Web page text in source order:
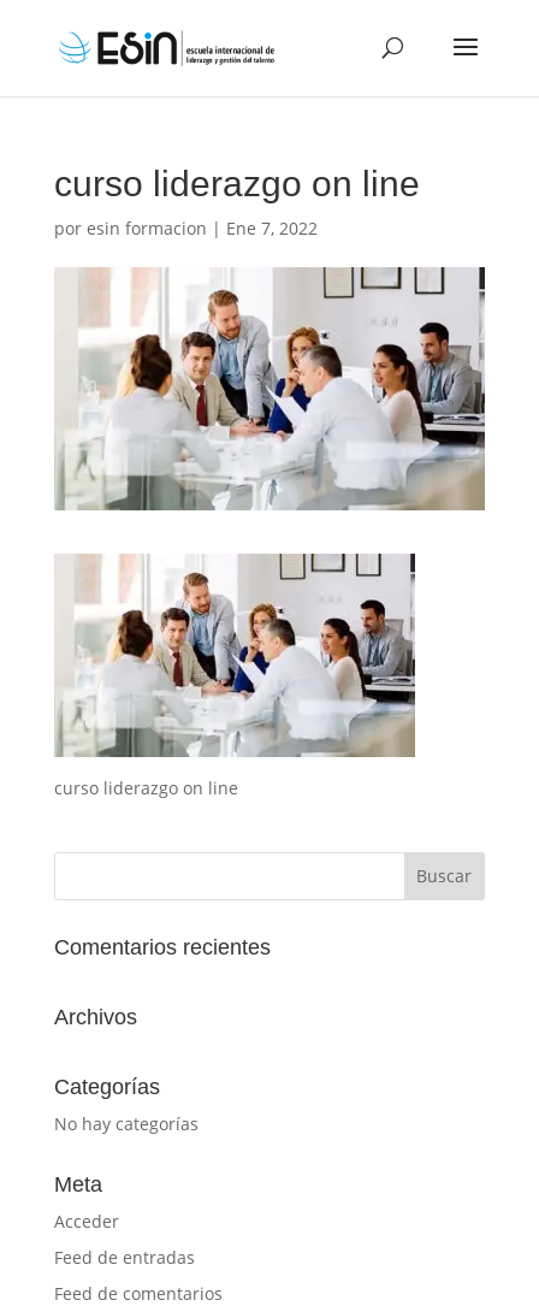
curso liderazgo on line
por esin formacion | Ene 7, 2022
curso liderazgo on line
Comentarios recientes
Archivos
Categorías
No hay categorías
Meta
Acceder
Feed de entradas
Feed de comentarios